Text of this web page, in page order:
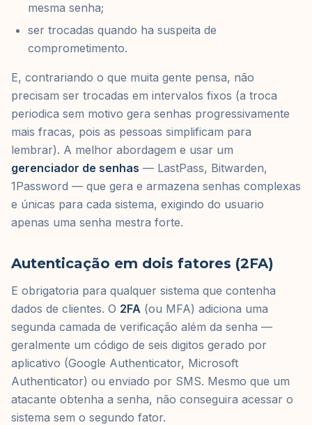
mesma senha;
ser trocadas quando ha suspeita de
comprometimento.
E, contrariando o que muita gente pensa, não
precisam ser trocadas em intervalos fixos (a troca
periodica sem motivo gera senhas progressivamente
mais fracas, pois as pessoas simplificam para
lembrar). A melhor abordagem e usar um
gerenciador de senhas — LastPass, Bitwarden,
1Password — que gera e armazena senhas complexas
e únicas para cada sistema, exigindo do usuario
apenas uma senha mestra forte.
Autenticação em dois fatores (2FA)
E obrigatoria para qualquer sistema que contenha
dados de clientes. O 2FA (ou MFA) adiciona uma
segunda camada de verificação além da senha —
geralmente um código de seis digitos gerado por
aplicativo (Google Authenticator, Microsoft
Authenticator) ou enviado por SMS. Mesmo que um
atacante obtenha a senha, não conseguira acessar o
sistema sem o segundo fator.